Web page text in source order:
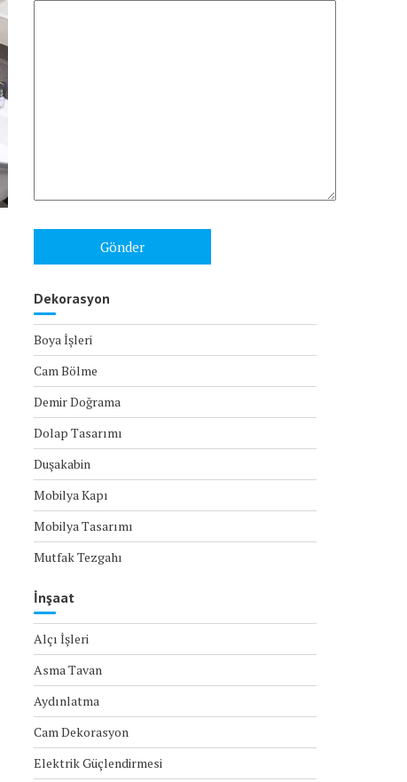
Dekorasyon
Boya İşleri
Cam Bölme
Demir Doğrama
Dolap Tasarımı
Duşakabin
Mobilya Kapı
Mobilya Tasarımı
Mutfak Tezgahı
İnşaat
Alçı İşleri
Asma Tavan
Aydınlatma
Cam Dekorasyon
Elektrik Güçlendirmesi